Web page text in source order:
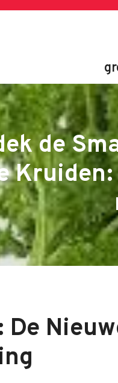
de
Kruiden: